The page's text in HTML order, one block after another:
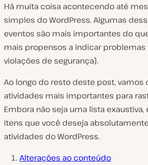
Há muita coisa acontecendo até
simples do WordPress. Algumas
eventos são mais importantes do
mais propensos a indicar
violações de segurança).
Ao longo do resto deste post, vamos
atividades mais importantes para
Embora não seja uma lista exaustiva,
itens que você deseja
atividades do WordPress.
Alterações ao conteúdo